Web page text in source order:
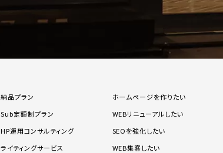
納品プラン
Sub定額制プラン
HP運用コンサルティング
ライティングサービス
ホームページを作りたい
WEBリニューアルしたい
SEOを強化したい
WEB集客したい